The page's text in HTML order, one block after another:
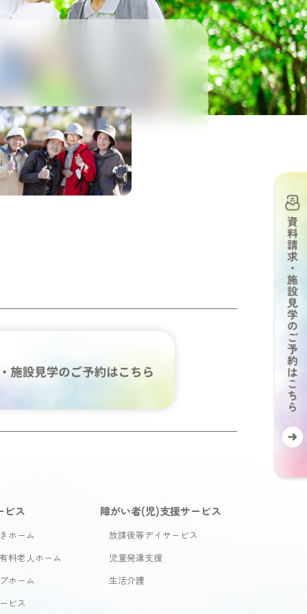
ビス
ホーム
料老人ホーム
ホーム
ビス
障がい者(児)支援サービス
放課後等デイサービス
児童発達支援
生活介護